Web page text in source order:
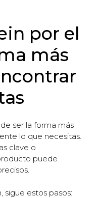
por el
más
ser la forma más
lo que necesitas.
clave o
puede
sigue estos pasos: